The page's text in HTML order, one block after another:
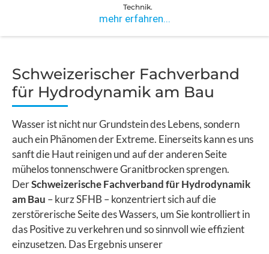
Technik.
mehr erfahren...
Schweizerischer Fachverband
für Hydrodynamik am Bau
Wasser ist nicht nur Grundstein des Lebens, sondern
auch ein Phänomen der Extreme. Einerseits kann es uns
sanft die Haut reinigen und auf der anderen Seite
mühelos tonnenschwere Granitbrocken sprengen.
DerSchweizerische Fachverband für Hydrodynamik
am Bau – kurz SFHB – konzentriert sich auf die
zerstörerische Seite des Wassers, um Sie kontrolliert in
das Positive zu verkehren und so sinnvoll wie effizient
einzusetzen. Das Ergebnis unserer